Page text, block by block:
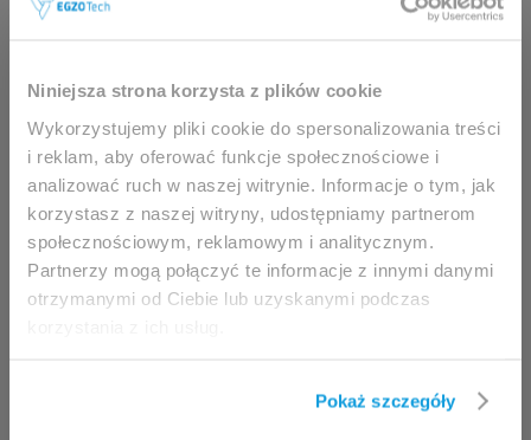
Niniejsza strona korzysta z plików cookie
Wykorzystujemy pliki cookie do spersonalizowania treści
i reklam, aby oferować funkcje społecznościowe i
analizować ruch w naszej witrynie. Informacje o tym, jak
korzystasz z naszej witryny, udostępniamy partnerom
społecznościowym, reklamowym i analitycznym.
Partnerzy mogą połączyć te informacje z innymi danymi
otrzymanymi od Ciebie lub uzyskanymi podczas
Pokaż szczegóły
Ta strona jest przeznaczona
wyłącznie dla
profesjonalistów.
Dostęp możliwy jest wyłącznie dla klinicystów
(fizjoterapeuci, lekarze) oraz pracowników służby
zdrowia.
Uzyskując dostęp do tej witryny, niniejszym
Jeżeli jesteś klinicystą / fizjoterapeutą/